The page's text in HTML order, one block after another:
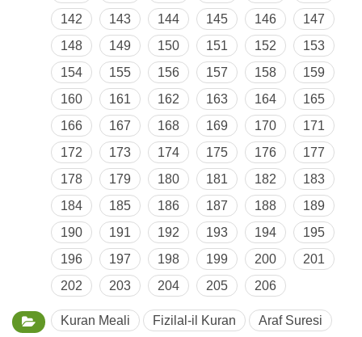
142
143 144 145 146
147
148
149 150 151 152
153
154
155 156 157 158
159
160
161 162 163 164
165
166
167 168 169 170
171
172
173 174 175 176
177
178
179 180 181 182
183
184
185 186 187 188
189
190
191 192 193 194
195
196
197 198 199 200
201
202
203 204 205 206
Kuran Meali Fizilal-il Kuran Araf Suresi